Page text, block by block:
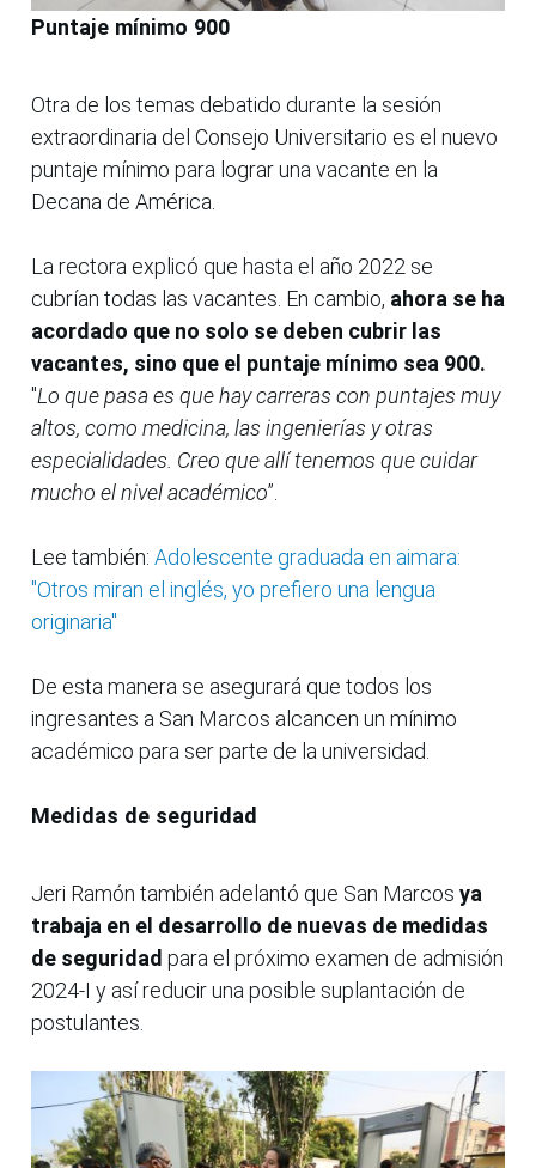
Puntaje mínimo 900
Otra de los temas debatido durante la sesión
extraordinaria del Consejo Universitario es el nuevo
puntaje mínimo para lograr una vacante en la
Decana de América.
La rectora explicó que hasta el año 2022 se
cubrían todas las vacantes. En cambio, ahora se ha
acordado que no solo se deben cubrir las
vacantes, sino que el puntaje mínimo sea 900.
"Lo que pasa es que hay carreras con puntajes muy
altos, como medicina, las ingenierías y otras
especialidades. Creo que allí tenemos que cuidar
mucho el nivel académico”.
Lee también: Adolescente graduada en aimara:
"Otros miran el inglés, yo prefiero una lengua
originaria"
De esta manera se asegurará que todos los
ingresantes a San Marcos alcancen un mínimo
académico para ser parte de la universidad.
Medidas de seguridad
Jeri Ramón también adelantó que San Marcos ya
trabaja en el desarrollo de nuevas de medidas
de seguridad para el próximo examen de admisión
2024-I y así reducir una posible suplantación de
postulantes.